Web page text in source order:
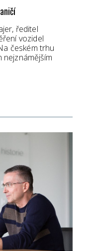
ředitel
vozidel
českém trhu
nejznámějším